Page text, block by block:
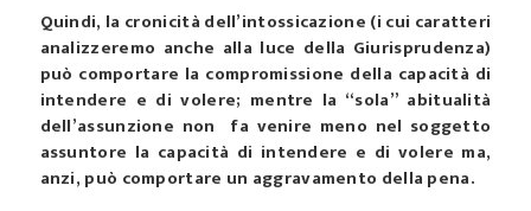
Quindi, la cronicità dell’intossicazione (i cui caratteri
analizzeremo anche alla luce della Giurisprudenza)
può comportare la compromissione della capacità di
intendere e di volere; mentre la “sola” abitualità
dell’assunzione non fa venire meno nel soggetto
assuntore la capacità di intendere e di volere ma,
anzi, può comportare un aggravamento della pena.